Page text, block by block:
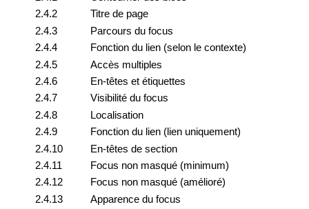
2.4.2
Titre de page
2.4.3
Parcours du focus
2.4.4
Fonction du lien (selon le contexte)
2.4.5
Accès multiples
2.4.6
En-têtes et étiquettes
2.4.7
Visibilité du focus
2.4.8
Localisation
2.4.9
Fonction du lien (lien uniquement)
2.4.10
En-têtes de section
2.4.11
Focus non masqué (minimum)
2.4.12
Focus non masqué (amélioré)
2.4.13
Apparence du focus